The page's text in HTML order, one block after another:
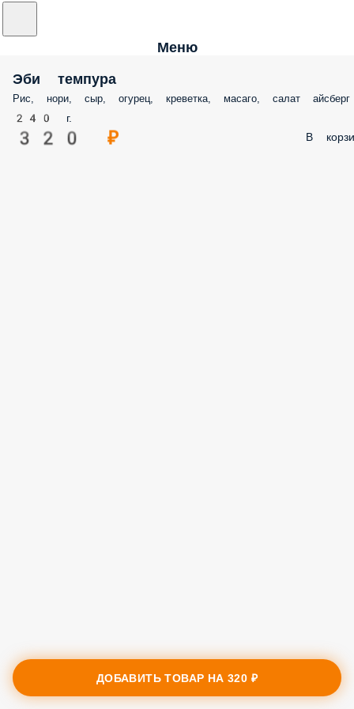
Меню
Эби темпура
Рис, нори, сыр, огурец, креветка, масаго, салат айсберг
240 г.
320 ₽ В
ДОБАВИТЬ ТОВАР НА320 ₽